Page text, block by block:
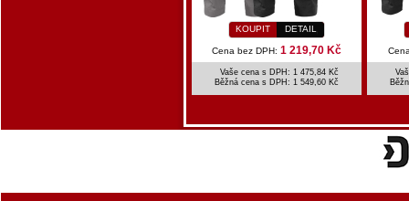
KOUPIT DETAIL
Cena bez DPH: 1 219,70 Kč
Vaše cena s DPH: 1 475,84 Kč
Běžná cena s DPH: 1 549,60 Kč